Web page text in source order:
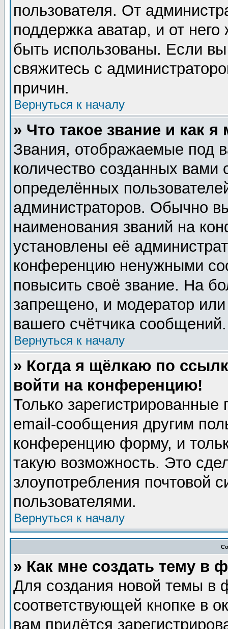
пользователя. От
поддержка аватар, и от него
быть использованы. Если
свяжитесь с
причин.
Вернуться к началу
» Что такое звание и как я
Звания, отображаемые под
количество созданных
определённых
администраторов. Обычно
наименования званий на
установлены её
конференцию ненужными
повысить своё звание. На
запрещено, и модератор
вашего счётчика сообщений.
Вернуться к началу
» Когда я щёлкаю по
войти на конференцию!
Только зарегистрированные
email-сообщения другим
конференцию форму, и
такую возможность. Это
злоупотребления почтовой
пользователями.
Вернуться к началу
» Как мне создать тему в
Для создания новой темы в
соответствующей кнопке в
вам придётся